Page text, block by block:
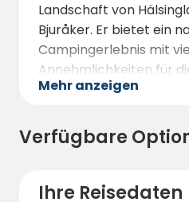
Landschaft von
Bjuråker. Er bietet ein
Campingerlebnis mit
Annehmlichkeiten für
An der Rezeption
Erfrischungsgetränken
und Erwachsenen
Mehr anzeigen
Verfügbare
Ihre Reisedaten